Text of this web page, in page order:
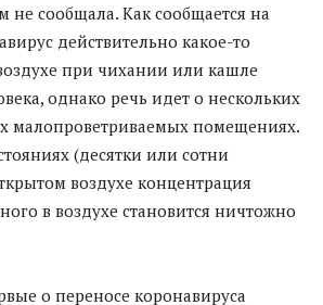
не сообщала. Как сообщается на
действительно какое-то
при чихании или кашле
однако речь идет о нескольких
малопроветриваемых помещениях.
(десятки или сотни
воздухе концентрация
в воздухе становится ничтожно
о переносе коронавируса